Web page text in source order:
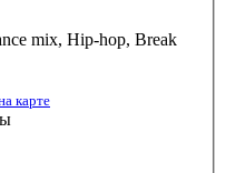
mix, Hip-hop, Break
карте